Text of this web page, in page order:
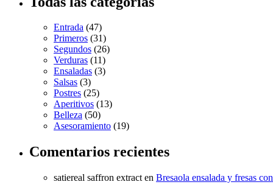
Entrada (47)
Primeros (31)
Segundos (26)
Verduras (11)
Ensaladas (3)
Salsas (3)
Postres (25)
Aperitivos (13)
Belleza (50)
Asesoramiento (19)
Comentarios recientes
satiereal saffron extract en Bresaola ensalada y fresas